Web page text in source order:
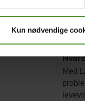
Kun nødvendige
og
Med